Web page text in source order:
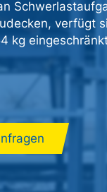
verfügt
kg